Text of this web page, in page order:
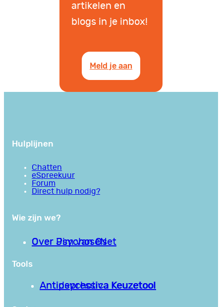
artikelen en
blogs in je inbox!
Meld je aan
Hulplijnen
Chatten
eSpreekuur
Forum
Direct hulp nodig?
Wie zijn we?
Over PsychoseNet
Over Jim van Os
Tools
Antipsychotica Keuzetool
Antidepressiva Keuzetool